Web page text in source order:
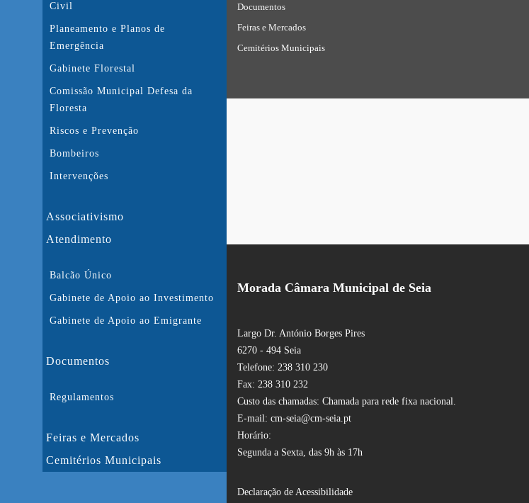
Civil
Planeamento e Planos de
Emergência
Gabinete Florestal
Comissão Municipal Defesa da
Floresta
Riscos e Prevenção
Bombeiros
Intervenções
Associativismo
Atendimento
Balcão Único
Gabinete de Apoio ao Investimento
Gabinete de Apoio ao Emigrante
Documentos
Regulamentos
Feiras e Mercados
Cemitérios Municipais
Documentos
Feiras e Mercados
Cemitérios Municipais
Morada Câmara Municipal de Seia
Largo Dr. António Borges Pires
6270 - 494 Seia
Telefone: 238 310 230
Fax: 238 310 232
Custo das chamadas: Chamada para rede fixa nacional.
E-mail: cm-seia@cm-seia.pt
Horário:
Segunda a Sexta, das 9h às 17h
Declaração de Acessibilidade